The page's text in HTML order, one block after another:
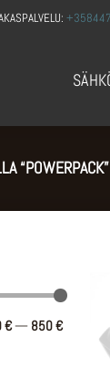
“POWERPACK”
€— 850 €